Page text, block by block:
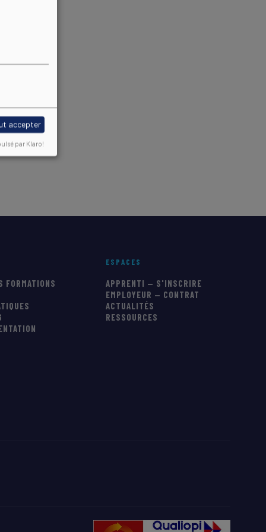
FORMATIONS
ESPACES
APPRENTI — S'INSCRIRE
EMPLOYEUR — CONTRAT
ACTUALITÉS
RESSOURCES
accepter
par Klaro!